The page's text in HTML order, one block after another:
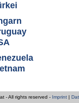
- All rights reserved - Imprint |